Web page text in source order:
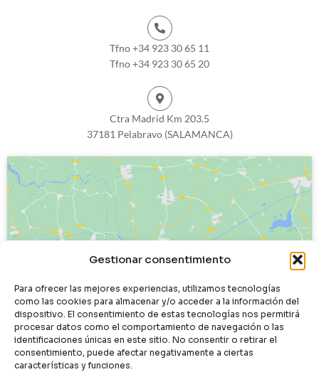
Gestionar consentimiento
Para ofrecer las mejores experiencias, utilizamos tecnologías
como las cookies para almacenar y/o acceder a la información del
dispositivo. El consentimiento de estas tecnologías nos permitirá
procesar datos como el comportamiento de navegación o las
identificaciones únicas en este sitio. No consentir o retirar el
consentimiento, puede afectar negativamente a ciertas
características y funciones.
Tfno +34 923 30 65 11
Tfno +34 923 30 65 20
Ctra Madrid Km 203.5
37181 Pelabravo (SALAMANCA)
Haz clic para aceptar cookies de